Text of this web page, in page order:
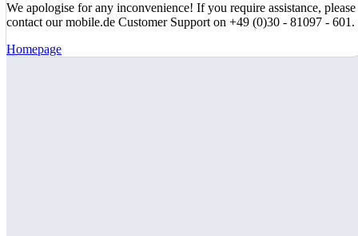
We apologise for any inconvenience! If you require assistance, please
contact our mobile.de Customer Support on +49 (0)30 - 81097 - 601.
Homepage